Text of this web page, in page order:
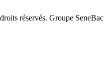
réservés. Groupe SeneBac